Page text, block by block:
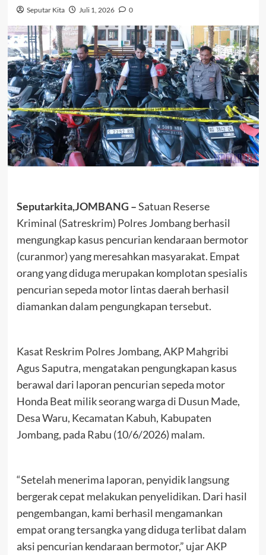
Seputar Kita Juli 1, 2026 0
Seputarkita,JOMBANG –Satuan Reserse
Kriminal (Satreskrim) Polres Jombang berhasil
mengungkap kasus pencurian kendaraan bermotor
(curanmor) yang meresahkan masyarakat. Empat
orang yang diduga merupakan komplotan spesialis
pencurian sepeda motor lintas daerah berhasil
diamankan dalam pengungkapan tersebut.
Kasat Reskrim Polres Jombang, AKP Mahgribi
Agus Saputra, mengatakan pengungkapan kasus
berawal dari laporan pencurian sepeda motor
Honda Beat milik seorang warga di Dusun Made,
Desa Waru, Kecamatan Kabuh, Kabupaten
Jombang, pada Rabu (10/6/2026) malam.
“Setelah menerima laporan, penyidik langsung
bergerak cepat melakukan penyelidikan. Dari hasil
pengembangan, kami berhasil mengamankan
empat orang tersangka yang diduga terlibat dalam
aksi pencurian kendaraan bermotor,” ujar AKP